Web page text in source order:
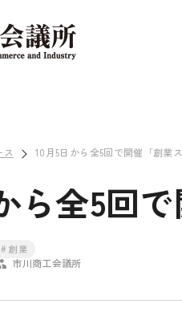
ス 10月5日から全5回で開催「創業
ら全5回
# 創業
市川商工会議所